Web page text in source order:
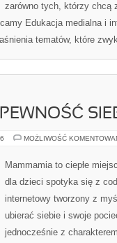
zarówno tych, którzy chcą
Edukacja medialna i
tematów, które
MOŻLIWOŚĆ
Mammamia to ciepłe
dla dzieci spotyka się z
internetowy tworzony z
ubierać siebie i swoje
jednocześnie z